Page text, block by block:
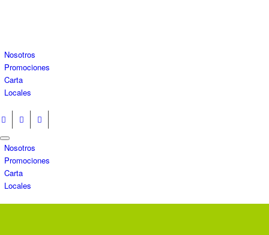
Nosotros
Promociones
Carta
Locales
Nosotros
Promociones
Carta
Locales